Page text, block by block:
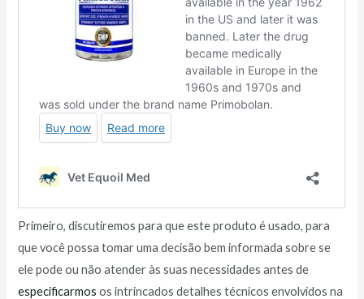
Primeiro, discutiremos para que este produto é usado, para
que você possa tomar uma decisão bem informada sobre se
ele pode ou não atender às suas necessidades antes de
especificarmosos intrincados detalhes técnicos envolvidos na